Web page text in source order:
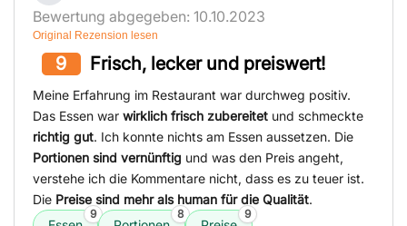
Bewertung abgegeben: 10.10.2023
Original Rezension lesen
9 Frisch, lecker und preiswert!
Meine Erfahrung im Restaurant war durchweg positiv.
Das Essen war wirklich frisch zubereitet und schmeckte
richtig gut. Ich konnte nichts am Essen aussetzen. Die
Portionen sind vernünftig und was den Preis angeht,
verstehe ich die Kommentare nicht, dass es zu teuer ist.
Die Preise sind mehr als human für die Qualität.
9 8 9